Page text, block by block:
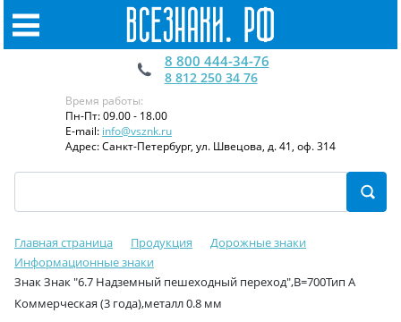
8 800 444-34-76
8 812 250 34 76
Время работы:
Пн-Пт: 09.00 - 18.00
E-mail: info@vsznk.ru
Адрес: Санкт-Петербург, ул. Швецова, д. 41, оф. 314
Главная страница Продукция
Дорожные знаки
Информационные знаки
Знак Знaк "6.7 Haдзeмный пeшexoдный пepexoд",B=700Тип А
Коммерческая (3 года),металл 0.8 мм